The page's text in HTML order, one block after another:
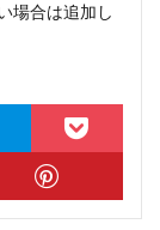
場合は追加し